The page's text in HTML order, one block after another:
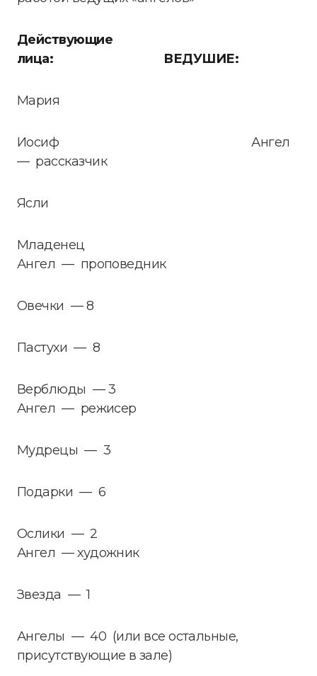
Действующие
лица:
ВЕДУШИЕ:
Мария
Иосиф Ангел
— рассказчик
Ясли
Младенец
Ангел — проповедник
Овечки — 8
Пастухи — 8
Верблюды — 3
Ангел — режисер
Мудрецы — 3
Подарки — 6
Ослики — 2
Ангел — художник
Звезда — 1
Ангелы — 40 (или все остальные,
присутствующие в зале)